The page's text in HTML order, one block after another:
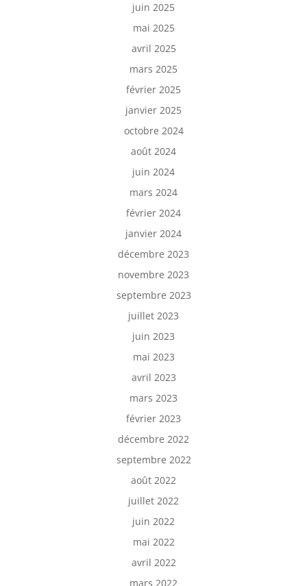
juin 2025
mai 2025
avril 2025
mars 2025
février 2025
janvier 2025
octobre 2024
août 2024
juin 2024
mars 2024
février 2024
janvier 2024
décembre 2023
novembre 2023
septembre 2023
juillet 2023
juin 2023
mai 2023
avril 2023
mars 2023
février 2023
décembre 2022
septembre 2022
août 2022
juillet 2022
juin 2022
mai 2022
avril 2022
mars 2022